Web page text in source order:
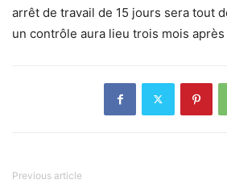
arrêt de travail de 15 jours sera tout
un contrôle aura lieu trois mois après
Previous article